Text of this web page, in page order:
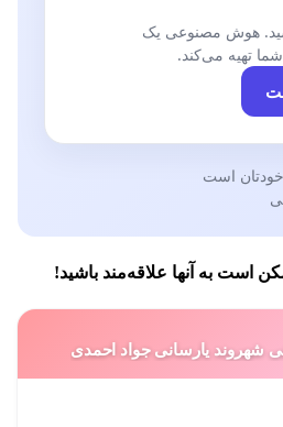
هوش مصنوعی یک
تهیه می‌کند.
است
است به آنها علاقه‌مند باشید!
شهروند یارسانی جواد احمدی